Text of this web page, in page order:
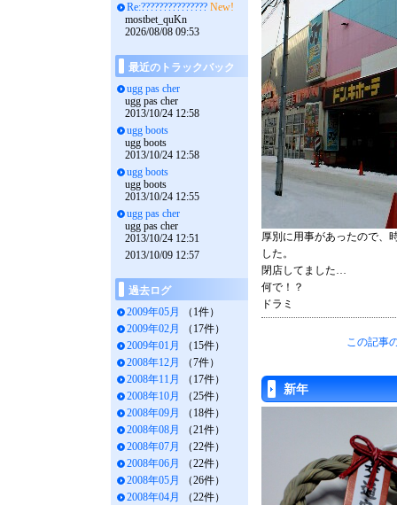
厚別に用事があったので、
した。
閉店してました…
何で！？
ドラミ
この記事
新年
Re:??????????????? New!
mostbet_quKn
2026/08/08 09:53
最近のトラックバック
ugg pas cher
ugg pas cher
2013/10/24 12:58
ugg boots
ugg boots
2013/10/24 12:58
ugg boots
ugg boots
2013/10/24 12:55
ugg pas cher
ugg pas cher
2013/10/24 12:51
2013/10/09 12:57
過去ログ
2009年05月
（1件）
2009年02月
（17件）
2009年01月
（15件）
2008年12月
（7件）
2008年11月
（17件）
2008年10月
（25件）
2008年09月
（18件）
2008年08月
（21件）
2008年07月
（22件）
2008年06月
（22件）
2008年05月
（26件）
2008年04月
（22件）